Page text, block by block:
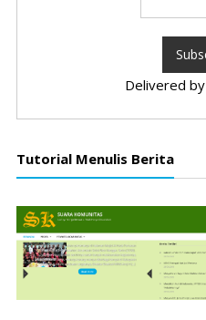
Delivered by
Tutorial Menulis Berita